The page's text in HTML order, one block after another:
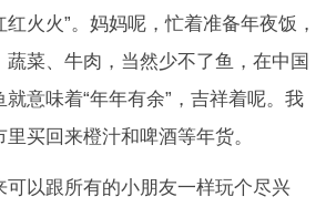
火火”。妈妈呢，忙着准备年夜饭，
菜、牛肉，当然少不了鱼，在中国
意味着“年年有余”，吉祥着呢。我
买回来橙汁和啤酒等年货。
可以跟所有的小朋友一样玩个尽兴